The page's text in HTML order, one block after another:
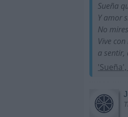
Sueña
Y amor
No
Vive
a sentir,